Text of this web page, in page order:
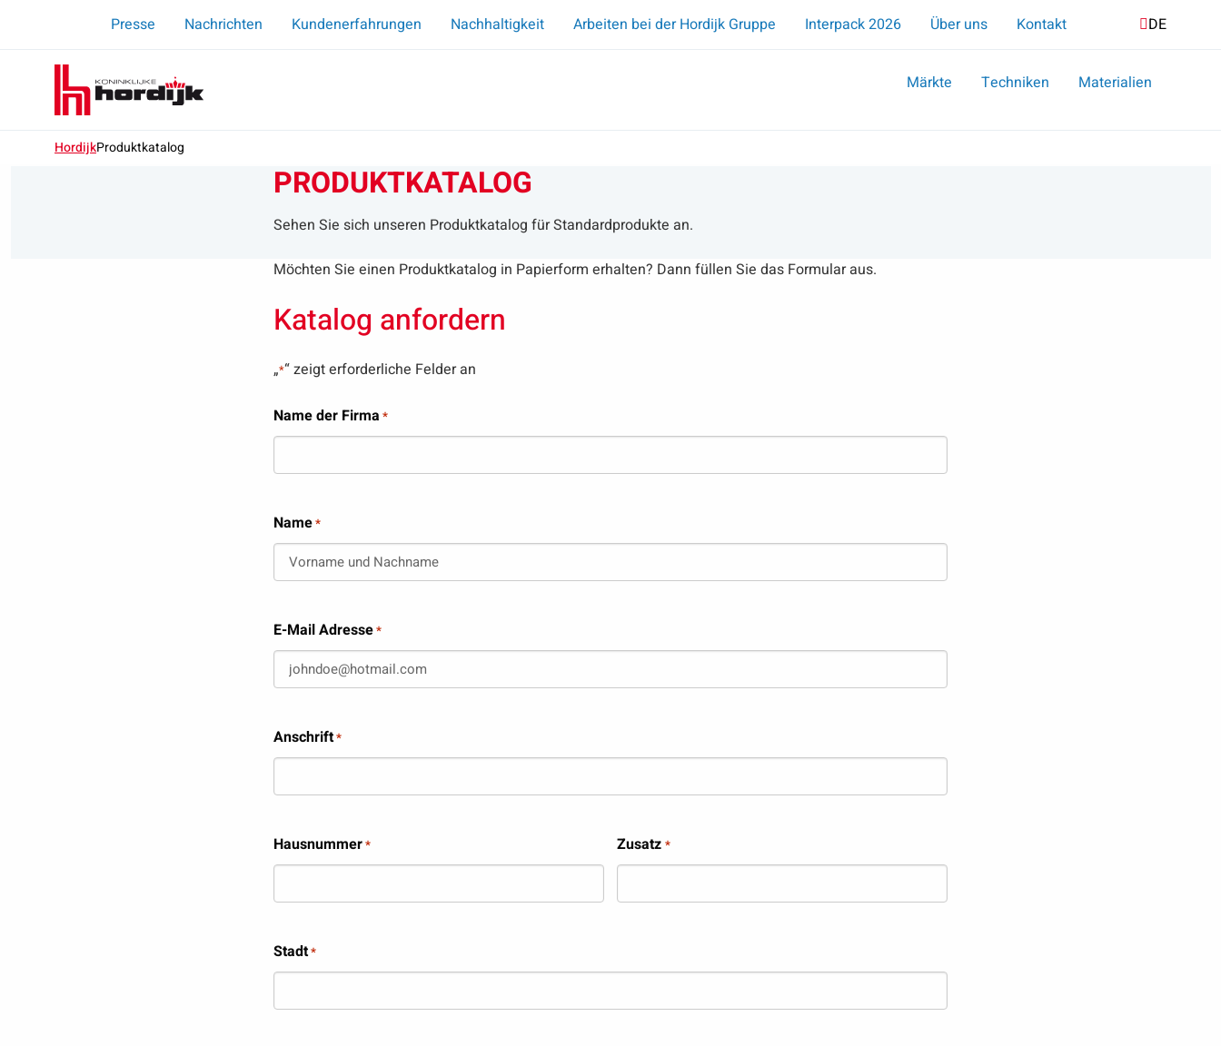
Presse Nachrichten Kundenerfahrungen Nachhaltigkeit Arbeiten bei der Hordijk Gruppe Interpack 2026 Über uns Kontakt SucheDE
Koninklijke
Hordijk
–
DE
Märkte Techniken Materialien
HordijkProduktkatalog
PRODUKTKATALOG
Sehen Sie sich unseren Produktkatalog für Standardprodukte an.
Möchten Sie einen Produktkatalog in Papierform erhalten? Dann füllen Sie das Formular aus.
Katalog anfordern
„*“ zeigt erforderliche Felder an
Name der Firma *
Name*
E-Mail Adresse*
Anschrift*
Hausnummer* Zusatz *
Stadt*